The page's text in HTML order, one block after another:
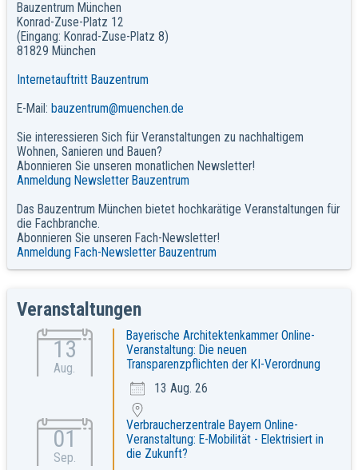
Bauzentrum München
Konrad-Zuse-Platz 12
(Eingang: Konrad-Zuse-Platz 8)
81829 München
Internetauftritt Bauzentrum
E-Mail: bauzentrum@muenchen.de
Sie interessieren Sich für Veranstaltungen zu nachhaltigem
Wohnen, Sanieren und Bauen?
Abonnieren Sie unseren monatlichen Newsletter!
Anmeldung Newsletter Bauzentrum
Das Bauzentrum München bietet hochkarätige Veranstaltungen für
die Fachbranche.
Abonnieren Sie unseren Fach-Newsletter!
Anmeldung Fach-Newsletter Bauzentrum
Veranstaltungen
13
Aug.
Bayerische Architektenkammer Online-
Veranstaltung: Die neuen
Transparenzpflichten der KI-Verordnung
13 Aug. 26
01
Sep.
Verbraucherzentrale Bayern Online-
Veranstaltung: E-Mobilität - Elektrisiert in
die Zukunft?